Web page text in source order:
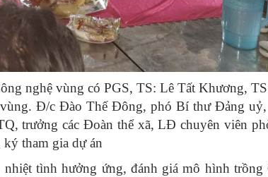
nghệ vùng có PGS, TS: Lê Tất Khương,
Đ/c Đào Thế Đông, phó Bí thư Đảng
trưởng các Đoàn thể xã, LĐ chuyên viên
tham gia dự án
tình hưởng ứng, đánh giá mô hình trồng